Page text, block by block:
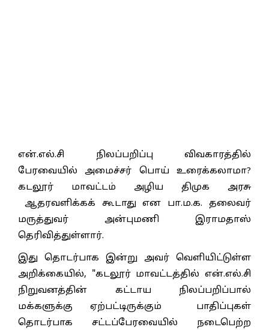
என்.எல்.சி நிலப்பறிப்பு விவகாரத்தில்
பேரவையில் அமைச்சர் பொய் உரைக்கலாமா?
கடலூர் மாவட்டம் அழிய திமுக அரசு
ஆதரவளிக்கக் கூடாது என பா.ம.க. தலைவர்
மருத்துவர் அன்புமணி இராமதாஸ்
தெரிவித்துள்ளார்.
இது தொடர்பாக இன்று அவர் வெளியிட்டுள்ள
அறிக்கையில், "கடலூர் மாவட்டத்தில் என்.எல்.சி
நிறுவனத்தின் கட்டாய நிலப்பறிப்பால்
மக்களுக்கு ஏற்பட்டிருக்கும் பாதிப்புகள்
தொடர்பாக சட்டப்பேரவையில் நடைபெற்ற